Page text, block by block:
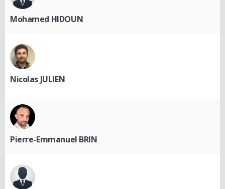
Mohamed HIDOUN
Nicolas JULIEN
Pierre-Emmanuel BRIN